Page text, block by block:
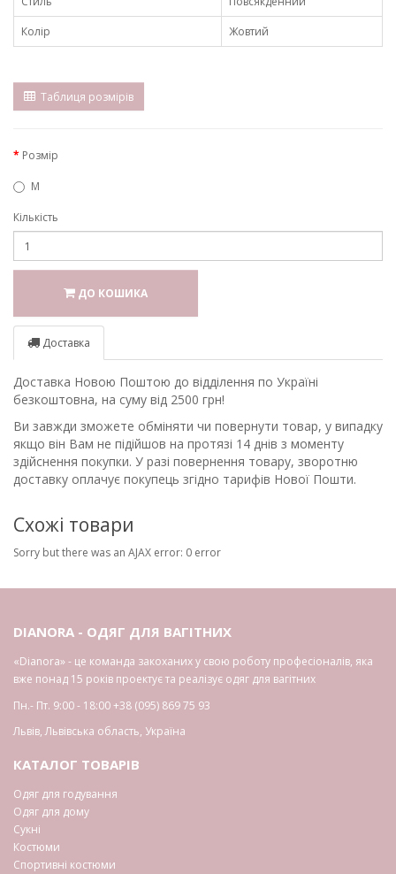
Колір
Жовтий
Таблиця розмірів
Розмір
M
Кількість
ДО КОШИКА
Доставка
Доставка Новою Поштою до відділення по Україні
безкоштовна, на суму від 2500 грн!
Ви завжди зможете обміняти чи повернути товар, у випадку
якщо він Вам не підійшов на протязі 14 днів з моменту
здійснення покупки. У разі повернення товару, зворотню
доставку оплачує покупець згідно тарифів Нової Пошти.
Схожі товари
Sorry but there was an AJAX error: 0 error
DIANORA - ОДЯГ ДЛЯ ВАГІТНИХ
«Dianora» - це команда закоханих у свою роботу професіоналів, яка
вже понад 15 років проектує та реалізує одяг для вагітних
Пн.- Пт. 9:00 - 18:00+38 (095) 869 75 93
Львів,Львівська область, Україна
КАТАЛОГ ТОВАРІВ
Одяг для годування
Одяг для дому
Сукні
Костюми
Спортивні костюми